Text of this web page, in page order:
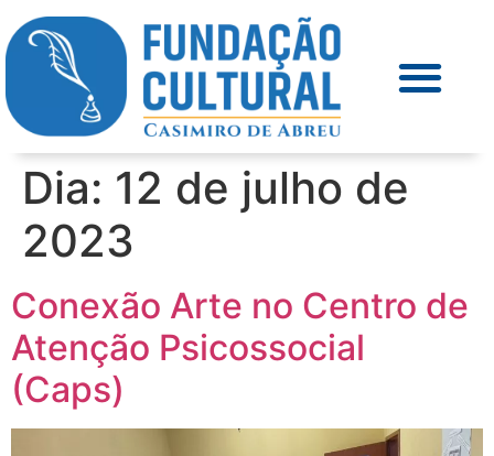
Dia: 12 de julho de
2023
Conexão Arte no Centro de
Atenção Psicossocial
(Caps)